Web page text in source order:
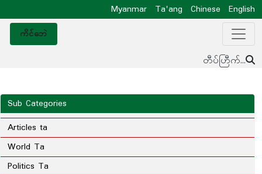
Myanmar Ta'ang Chinese
English
ကိင်ဘေဲ
တီပ်ဟြီက်...
Sub Categories
Articles ta
World Ta
Politics Ta